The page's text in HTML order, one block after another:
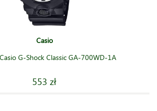
Casio
G-Shock Classic GA-700WD-1A
553 zł